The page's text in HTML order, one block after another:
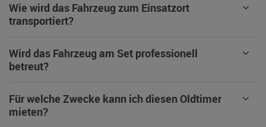
Wie wird das Fahrzeug zum Einsatzort
transportiert?
Wird das Fahrzeug am Set professionell
betreut?
Für welche Zwecke kann ich diesen Oldtimer
mieten?